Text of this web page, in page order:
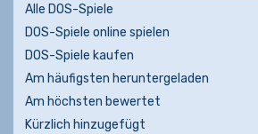
Alle DOS-Spiele
DOS-Spiele online spielen
DOS-Spiele kaufen
Am häufigsten heruntergeladen
Am höchsten bewertet
Kürzlich hinzugefügt